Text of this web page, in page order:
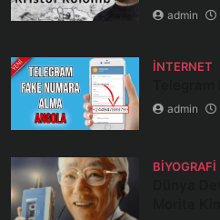
admin
İNTERNET
admin
BIYOGRAFI